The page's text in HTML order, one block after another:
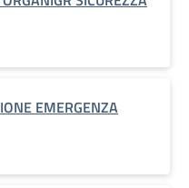
EMERGENZA